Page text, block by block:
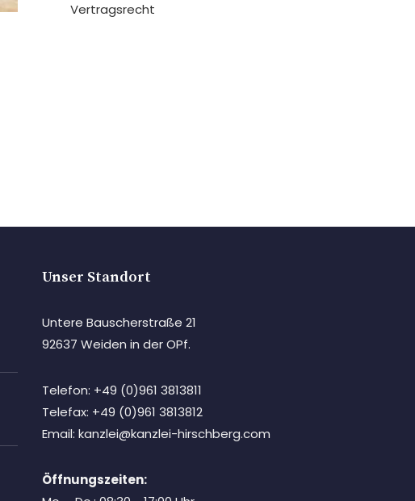
Vertragsrecht
Unser Standort
Untere Bauscherstraße 21
92637 Weiden in der OPf.
Telefon: +49 (0)961 3813811
Telefax: +49 (0)961 3813812
Email: kanzlei@kanzlei-hirschberg.com
Öffnungszeiten: